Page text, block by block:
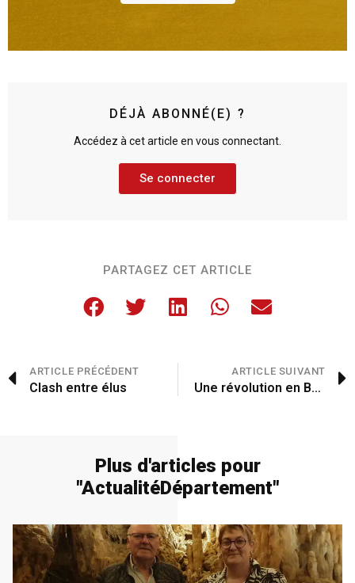
DÉJÀ ABONNÉ(E) ?
Accédez à cet article en vous connectant.
Se connecter
PARTAGEZ CET ARTICLE
ARTICLE PRÉCÉDENT
Clash entre élus
ARTICLE SUIVANT
Une révolution en Bergeracois
Plus d'articles pour
"ActualitéDépartement"